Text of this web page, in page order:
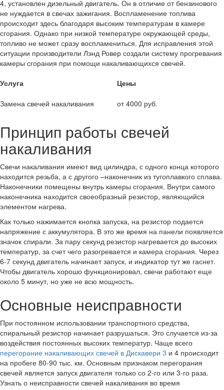
4, установлен дизельный двигатель. Он в отличие от бензинового
не нуждается в свечах зажигания. Воспламенение топлива
происходит здесь благодаря высоким температурам в камере
сгорания. Однако при низкой температуре окружающей среды,
топливо не может сразу воспламениться. Для исправления этой
ситуации производители Лэнд Ровер создали систему прогревания
камеры сгорания при помощи накаливающихся свечей.
Услуга
Цены
Замена свечей накаливания от 4000 руб.
Принцип работы свечей
накаливания
Свечи накаливания имеют вид цилиндра, с одного конца которого
находится резьба, а с другого –наконечник из тугоплавкого сплава.
Наконечники помещены внутрь камеры сгорания. Внутри самого
наконечника находится своеобразный резистор, являющийся
элементом нагрева.
Как только нажимается кнопка запуска, на резистор подается
напряжение с аккумулятора. В это же время на панели появляется
значок спирали. За пару секунд резистор нагревается до высоких
температур, за счет чего разогревается и камера сгорания. Через
6-7 секунд двигатель начинает запуск, и индикатор тут же гаснет.
Чтобы двигатель хорошо функционировал, свечи работают еще
около 5 минут, но уже не всю мощность.
Основные неисправности
При постоянном использовании транспортного средства,
спиральный резистор начинает разрушаться. Это случается из-за
воздействия постоянных высоких температур. Чаще всего
перегорание накаливающих свечей в Дискавери 3 и 4 происходит
на пробеге 80-90 тыс. км. Основным признаком перегорания
свечей является запуск двигателя только со 2-го или 3-го раза.
Узнать о неисправности свечей накаливания во время